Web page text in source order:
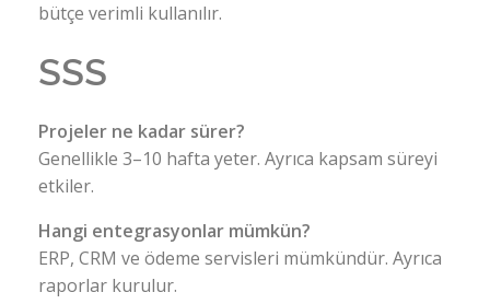
bütçe verimli kullanılır.
SSS
Projeler ne kadar sürer?
Genellikle 3–10 hafta yeter. Ayrıca kapsam süreyi
etkiler.
Hangi entegrasyonlar mümkün?
ERP, CRM ve ödeme servisleri mümkündür. Ayrıca
raporlar kurulur.